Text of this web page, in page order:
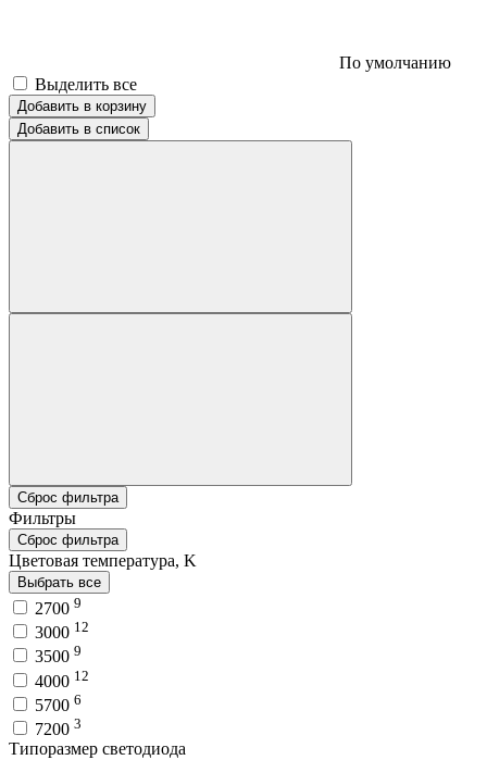
По умолчанию
Выделить все
Добавить в корзину
Добавить в список
Сброс фильтра
Фильтры
Сброс фильтра
Цветовая температура, K
Выбрать все
2700 9
3000 12
3500 9
4000 12
5700 6
7200 3
Типоразмер светодиода